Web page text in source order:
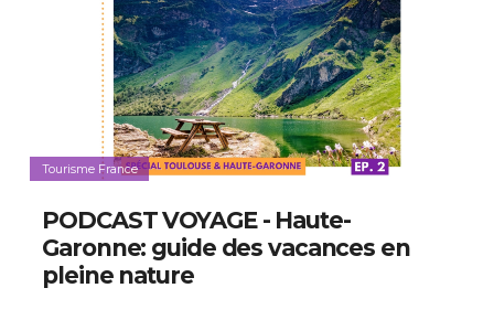
Tourisme France
PODCAST VOYAGE - Haute-
Garonne: guide des vacances en
pleine nature